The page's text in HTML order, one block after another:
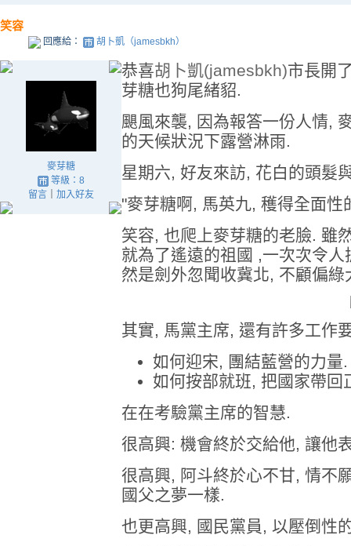
笑容
回應給： 胡卜凱（jamesbkh）
麥芽糖
等級：8
留言｜ 加入好友
恭喜胡卜凱(jamesbkh)市長開
芽糖也狗尾緒貂.
颶風來襲, 因為報答一份人情,
的天候狀況下露營淋雨.
星期六, 好友來訪, 花白的頭髮
"麥芽糖啊, 馬英九, 穫得全面性
笑容, 也爬上麥芽糖的老臉. 雖
就為了遙遠的祖國 ,一次次令
然是劍外忽聞收冀北, 不顧偏
其實, 馬黨主席, 還有許多工作
如何迎宋, 團結藍營的力量.
如何按部就班, 把國家帶回
在在考驗黨主席的智慧.
很高興: 機會終於交給他, 讓他
很高興, 阿斗終於心不甘, 情不
國父之夢一樣.
也更高興, 國民黨員, 以壓倒性